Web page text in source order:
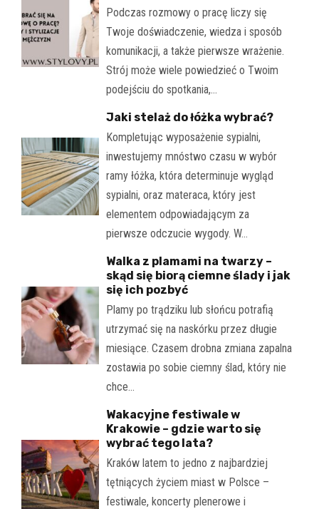
Podczas rozmowy o pracę liczy się
Twoje doświadczenie, wiedza i sposób
komunikacji, a także pierwsze wrażenie.
Strój może wiele powiedzieć o Twoim
podejściu do spotkania,…
Jaki stelaż do łóżka wybrać?
Kompletując wyposażenie sypialni,
inwestujemy mnóstwo czasu w wybór
ramy łóżka, która determinuje wygląd
sypialni, oraz materaca, który jest
elementem odpowiadającym za
pierwsze odczucie wygody. W…
Walka z plamami na twarzy –
skąd się biorą ciemne ślady i jak
się ich pozbyć
Plamy po trądziku lub słońcu potrafią
utrzymać się na naskórku przez długie
miesiące. Czasem drobna zmiana zapalna
zostawia po sobie ciemny ślad, który nie
chce…
Wakacyjne festiwale w
Krakowie – gdzie warto się
wybrać tego lata?
Kraków latem to jedno z najbardziej
tętniących życiem miast w Polsce –
festiwale, koncerty plenerowe i